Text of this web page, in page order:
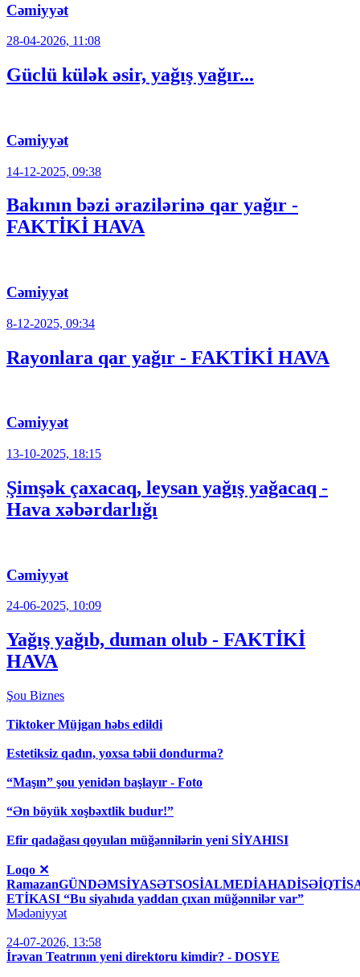
Cəmiyyət
28-04-2026, 11:08
Güclü külək əsir, yağış yağır...
Cəmiyyət
14-12-2025, 09:38
Bakının bəzi ərazilərinə qar yağır -
FAKTİKİ HAVA
Cəmiyyət
8-12-2025, 09:34
Rayonlara qar yağır - FAKTİKİ HAVA
Cəmiyyət
13-10-2025, 18:15
Şimşək çaxacaq, leysan yağış yağacaq -
Hava xəbərdarlığı
Cəmiyyət
24-06-2025, 10:09
Yağış yağıb, duman olub - FAKTİKİ
HAVA
Şou Biznes
Tiktoker Müjgan həbs edildi
Estetiksiz qadın, yoxsa təbii dondurma?
“Maşın” şou yenidən başlayır - Foto
“Ən böyük xoşbəxtlik budur!”
Efir qadağası qoyulan müğənnilərin yeni SİYAHISI
Loqo ✕
ETİKASI “Bu siyahıda yaddan çıxan müğənnilər var”
Mədəniyyət
24-07-2026, 13:58
İrəvan Teatrının yeni direktoru kimdir? - DOSYE